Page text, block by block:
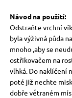
Návod na použití:
Odstraňte vrchní
byla výživná půda
mnoho ,aby se
ostřikovačem na
vlhká. Do naklíčení
poté již nechte
dobře větraném